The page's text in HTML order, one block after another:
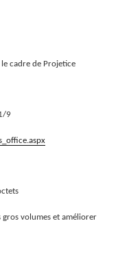
cadre de Projetice
9
volumes et améliorer